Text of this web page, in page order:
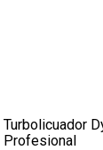
Turbolicuador
Profesional